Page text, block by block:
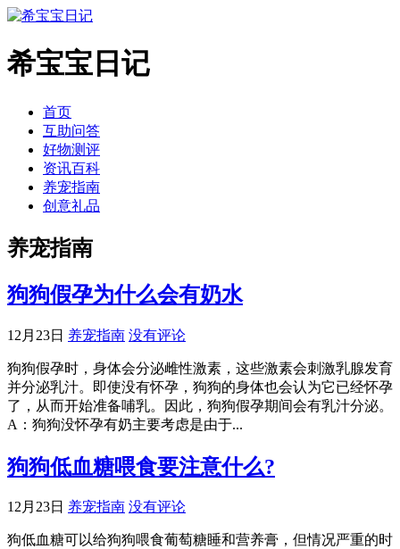
希宝宝日记
首页
互助问答
好物测评
资讯百科
养宠指南
创意礼品
养宠指南
狗狗假孕为什么会有奶水
12月23日 养宠指南 没有评论
狗狗假孕时，身体会分泌雌性激素，这些激素会刺激乳腺发育
并分泌乳汁。即使没有怀孕，狗狗的身体也会认为它已经怀孕
了，从而开始准备哺乳。因此，狗狗假孕期间会有乳汁分泌。
A：狗狗没怀孕有奶主要考虑是由于...
狗狗低血糖喂食要注意什么?
12月23日 养宠指南 没有评论
狗低血糖可以给狗狗喂食葡萄糖睡和营养膏，但情况严重的时